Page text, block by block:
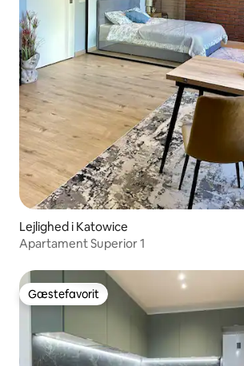
Lejlighed i Katowice
Apartament Superior 1
Gæstefavorit
Gæstefavorit